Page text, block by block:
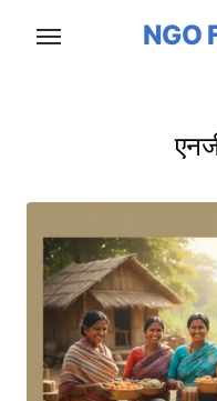
NGO